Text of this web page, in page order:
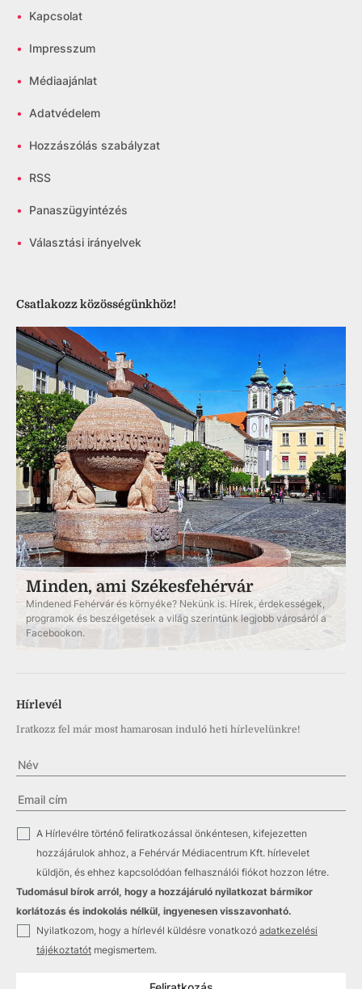
• Kapcsolat
• Impresszum
• Médiaajánlat
• Adatvédelem
• Hozzászólás szabályzat
• RSS
• Panaszügyintézés
• Választási irányelvek
Csatlakozz közösségünkhöz!
Minden, ami Székesfehérvár
Mindened Fehérvár és környéke? Nekünk is. Hírek, érdekességek,
programok és beszélgetések a világ szerintünk legjobb városáról a
Facebookon.
Hírlevél
Iratkozz fel már most hamarosan induló heti hírlevelünkre!
A Hírlevélre történő feliratkozással önkéntesen, kifejezetten
hozzájárulok ahhoz, a Fehérvár Médiacentrum Kft. hírlevelet
küldjön, és ehhez kapcsolódóan felhasználói fiókot hozzon létre.
Tudomásul bírok arról, hogy a hozzájáruló nyilatkozat bármikor
korlátozás és indokolás nélkül, ingyenesen visszavonható.
Nyilatkozom, hogy a hírlevél küldésre vonatkozó adatkezelési
tájékoztatót megismertem.